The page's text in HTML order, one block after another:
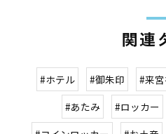
関連
#ホテル #御朱印 #来
#あたみ
#ロッカー